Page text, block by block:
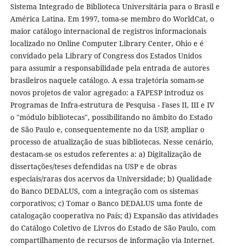
Sistema Integrado de Biblioteca Universitária para o Brasil e
América Latina. Em 1997, toma-se membro do WorldCat, o
maior catálogo internacional de registros informacionais
localizado no Online Computer Library Center, Ohio e é
convidado pela Library of Congress dos Estados Unidos
para assumir a responsabilidade pela entrada de autores
brasileiros naquele catálogo. A essa trajetória somam-se
novos projetos de valor agregado: a FAPESP introduz os
Programas de Infra-estrutura de Pesquisa - Fases II, III e IV
o "módulo bibliotecas", possibilitando no âmbito do Estado
de São Paulo e, consequentemente no da USP, ampliar o
processo de atualização de suas bibliotecas. Nesse cenário,
destacam-se os estudos referentes a: a) Digitalização de
dissertações/teses defendidas na USP e de obras
especiais/raras dos acervos da Universidade; b) Qualidade
do Banco DEDALUS, com a integração com os sistemas
corporativos; c) Tomar o Banco DEDALUS uma fonte de
catalogação cooperativa no País; d) Expansão das atividades
do Catálogo Coletivo de Livros do Estado de São Paulo, com
compartilhamento de recursos de informação via Internet.